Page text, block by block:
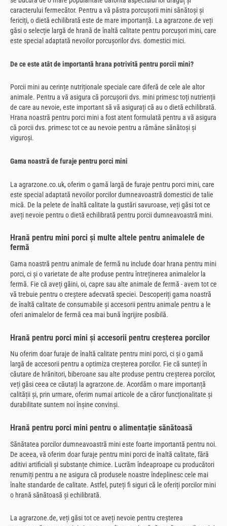
caracterului fermecător. Pentru a vă păstra porcușorii mini sănătoși și
fericiți, o dietă echilibrată este de mare importanță. La agrarzone.de veți
găsi o selecție largă de hrană de înaltă calitate pentru porcușori mini, care
este special adaptată nevoilor porcușorilor dvs. domestici mici.
De ce este atât de importantă hrana potrivită pentru porcii mini?
Porcii mini au cerințe nutriționale speciale care diferă de cele ale altor
animale. Pentru a vă asigura că porcușorii dvs. mini primesc toți nutrienții
de care au nevoie, este important să vă asigurați că au o dietă echilibrată.
Hrana noastră pentru porci mini a fost atent formulată pentru a vă asigura
că porcii dvs. primesc tot ce au nevoie pentru a rămâne sănătoși și
viguroși.
Gama noastră de furaje pentru porci mini
La agrarzone.co.uk, oferim o gamă largă de furaje pentru porci mini, care
este special adaptată nevoilor porcilor dumneavoastră domestici de talie
mică. De la pelete de înaltă calitate la gustări savuroase, veți găsi tot ce
aveți nevoie pentru o dietă echilibrată pentru porcii dumneavoastră mini.
Hrană pentru mini porci și multe altele pentru animalele de
fermă
Gama noastră pentru animale de fermă nu include doar hrana pentru mini
porci, ci și o varietate de alte produse pentru întreținerea animalelor la
fermă. Fie că aveți găini, oi, capre sau alte animale de fermă - avem tot ce
vă trebuie pentru o creștere adecvată speciei. Descoperiți gama noastră
de înaltă calitate de consumabile și accesorii pentru animale pentru a le
oferi animalelor de fermă cea mai bună îngrijire posibilă.
Hrană pentru porci mini și accesorii pentru creșterea porcilor
Nu oferim doar furaje de înaltă calitate pentru mini porci, ci și o gamă
largă de accesorii pentru a optimiza creșterea porcilor. Fie că sunteți în
căutare de hrănitori, biberoane sau alte produse pentru creșterea porcilor,
veți găsi ceea ce căutați la agrarzone.de. Acordăm o mare importanță
calității și, prin urmare, oferim numai articole de a căror funcționalitate și
durabilitate suntem noi înșine convinși.
Hrană pentru porci mini pentru o alimentație sănătoasă
Sănătatea porcilor dumneavoastră mini este foarte importantă pentru noi.
De aceea, vă oferim doar furaje pentru mini porci de înaltă calitate, fără
aditivi artificiali și substanțe chimice. Lucrăm îndeaproape cu producători
renumiți pentru a ne asigura că produsele noastre îndeplinesc cele mai
înalte standarde de calitate. Astfel, puteți fi siguri că le oferiți porcilor mini
o hrană sănătoasă și echilibrată.
La agrarzone.de, veți găsi tot ce aveți nevoie pentru creșterea